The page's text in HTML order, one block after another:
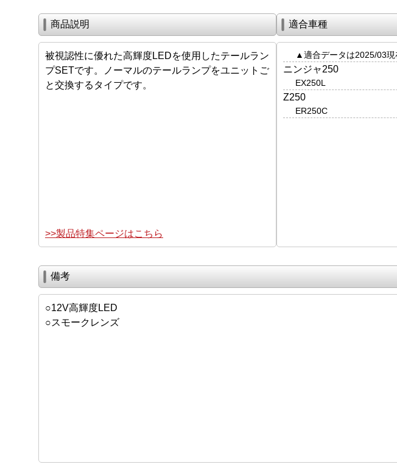
商品説明
被視認性に優れた高輝度LEDを使用したテールラン
プSETです。ノーマルのテールランプをユニットご
と交換するタイプです。
>>製品特集ページはこちら
適合車種
▲適合データは2025/03現
ニンジャ250
EX250L
Z250
ER250C
備考
○12V高輝度LED
○スモークレンズ